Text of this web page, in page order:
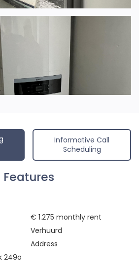
Informative Call
Scheduling
Features
€ 1.275 monthly rent
Verhuurd
Address
249a